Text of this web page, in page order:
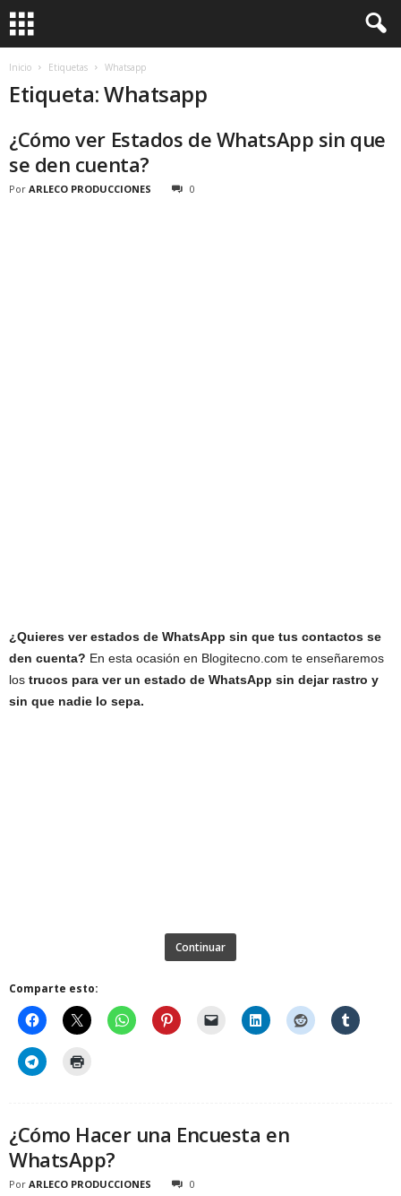
Inicio Etiquetas Whatsapp
Etiqueta: Whatsapp
¿Cómo ver Estados de WhatsApp sin que
se den cuenta?
Por ARLECO PRODUCCIONES 0
¿Quieres ver estados de WhatsApp sin que tus contactos se
den cuenta? En esta ocasión en Blogitecno.com te enseñaremos
los trucos para ver un estado de WhatsApp sin dejar rastro y
sin que nadie lo sepa.
Continuar
Comparte esto:
¿Cómo Hacer una Encuesta en
WhatsApp?
Por ARLECO PRODUCCIONES 0